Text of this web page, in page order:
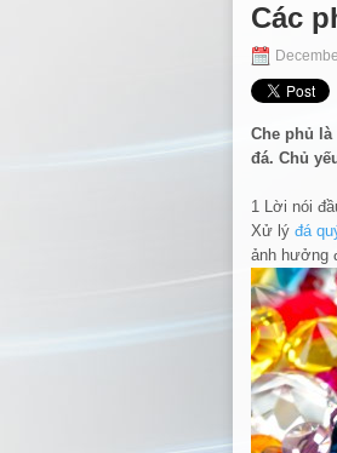
Các
Che phủ
đá. Chủ
1 Lời nói
Xử lý đá
ảnh hưởng